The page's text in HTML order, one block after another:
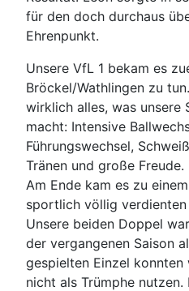
für den doch durchaus
Ehrenpunkt.
Unsere VfL 1 bekam es
Bröckel/Wathlingen zu
wirklich alles, was
macht: Intensive
Führungswechsel,
Tränen und große Freude.
Am Ende kam es zu
sportlich völlig verdienten
Unsere beiden Doppel
der vergangenen Saison
gespielten Einzel konnten
nicht als Trümphe